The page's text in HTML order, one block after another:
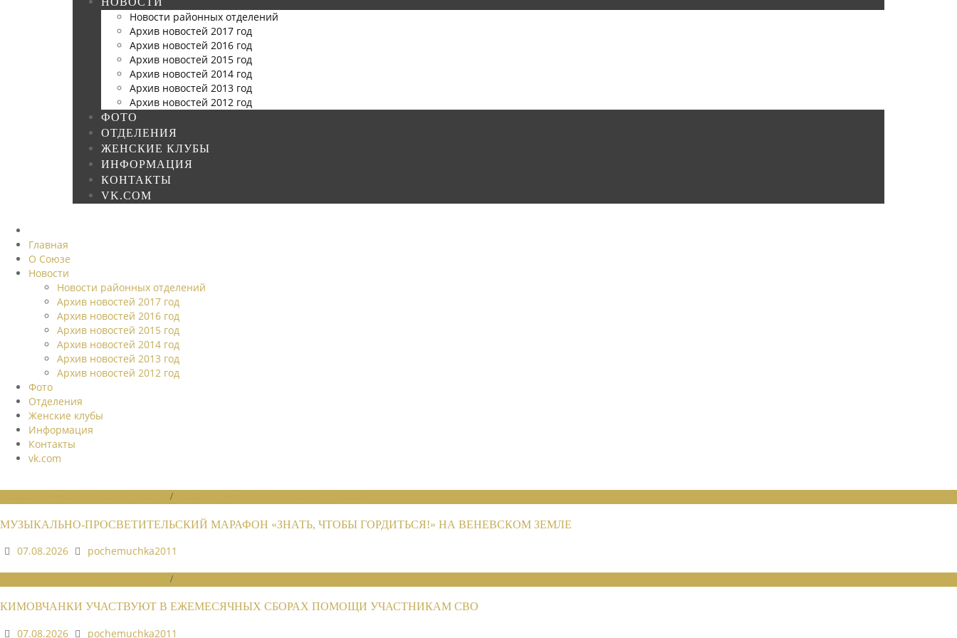
Новости районных отделений
Архив новостей 2017 год
Архив новостей 2016 год
Архив новостей 2015 год
Архив новостей 2014 год
Архив новостей 2013 год
Архив новостей 2012 год
ФОТО
ОТДЕЛЕНИЯ
ЖЕНСКИЕ КЛУБЫ
ИНФОРМАЦИЯ
КОНТАКТЫ
VK.COM
Главная
О Союзе
Новости
Новости районных отделений
Архив новостей 2017 год
Архив новостей 2016 год
Архив новостей 2015 год
Архив новостей 2014 год
Архив новостей 2013 год
Архив новостей 2012 год
Фото
Отделения
Женские клубы
Информация
Контакты
vk.com
/
МУЗЫКАЛЬНО-ПРОСВЕТИТЕЛЬСКИЙ МАРАФОН «ЗНАТЬ, ЧТОБЫ ГОРДИТЬСЯ!» НА ВЕНЕВСКОМ ЗЕМЛЕ
07.08.2026
pochemuchka2011
/
КИМОВЧАНКИ УЧАСТВУЮТ В ЕЖЕМЕСЯЧНЫХ СБОРАХ ПОМОЩИ УЧАСТНИКАМ СВО
07.08.2026
pochemuchka2011